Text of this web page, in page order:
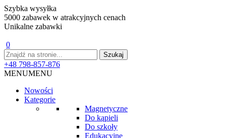
Szybka wysyłka
5000 zabawek w atrakcyjnych cenach
Unikalne zabawki
0
+48 798-857-876
MENUMENU
Nowości
Kategorie
Magnetyczne
Do kąpieli
Do szkoły
Edukacyjne